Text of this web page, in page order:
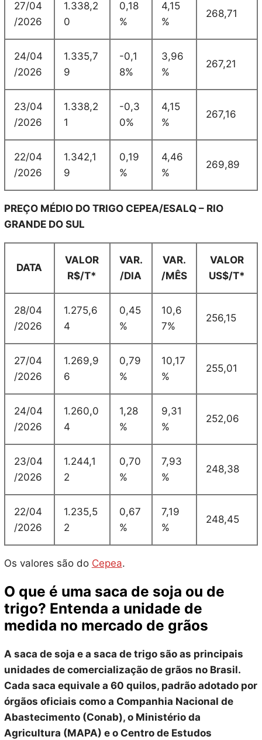
27/04
/2026
1.338,2
0
0,18
%
4,15
%
268,71
24/04
/2026
1.335,7
9
-0,1
8%
3,96
%
267,21
23/04
/2026
1.338,2
1
-0,3
0%
4,15
%
267,16
22/04
/2026
1.342,1
9
0,19
%
4,46
%
269,89
PREÇO MÉDIO DO TRIGO CEPEA/ESALQ – RIO
GRANDE DO SUL
DATA
VALOR
R$/T*
VAR.
/DIA
VAR.
/MÊS
VALOR
US$/T*
28/04
/2026
1.275,6
4
0,45
%
10,6
7%
256,15
27/04
/2026
1.269,9
6
0,79
%
10,17
%
255,01
24/04
/2026
1.260,0
4
1,28
%
9,31
%
252,06
23/04
/2026
1.244,1
2
0,70
%
7,93
%
248,38
22/04
/2026
1.235,5
2
0,67
%
7,19
%
248,45
Os valores são do Cepea.
O que é uma saca de soja ou de
trigo? Entenda a unidade de
medida no mercado de grãos
A saca de soja e a saca de trigo são as principais
unidades de comercialização de grãos no Brasil.
Cada saca equivale a 60 quilos, padrão adotado por
órgãos oficiais como a Companhia Nacional de
Abastecimento (Conab), o Ministério da
Agricultura (MAPA) e o Centro de Estudos